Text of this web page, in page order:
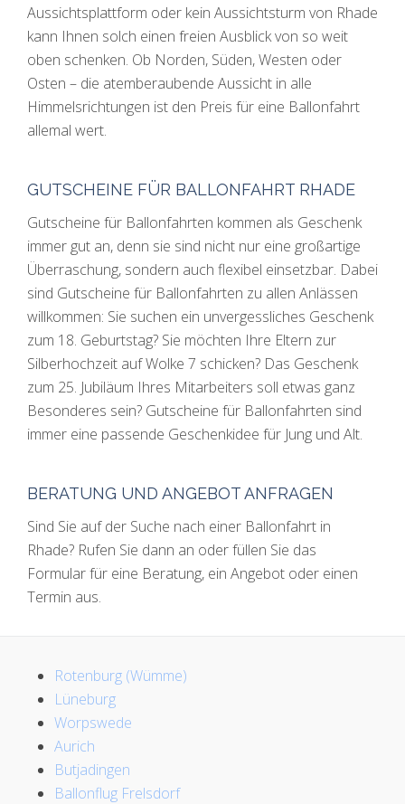
Aussichtsplattform oder kein Aussichtsturm von Rhade
kann Ihnen solch einen freien Ausblick von so weit
oben schenken. Ob Norden, Süden, Westen oder
Osten – die atemberaubende Aussicht in alle
Himmelsrichtungen ist den Preis für eine Ballonfahrt
allemal wert.
GUTSCHEINE FÜR BALLONFAHRT RHADE
Gutscheine für Ballonfahrten kommen als Geschenk
immer gut an, denn sie sind nicht nur eine großartige
Überraschung, sondern auch flexibel einsetzbar. Dabei
sind Gutscheine für Ballonfahrten zu allen Anlässen
willkommen: Sie suchen ein unvergessliches Geschenk
zum 18. Geburtstag? Sie möchten Ihre Eltern zur
Silberhochzeit auf Wolke 7 schicken? Das Geschenk
zum 25. Jubiläum Ihres Mitarbeiters soll etwas ganz
Besonderes sein? Gutscheine für Ballonfahrten sind
immer eine passende Geschenkidee für Jung und Alt.
BERATUNG UND ANGEBOT ANFRAGEN
Sind Sie auf der Suche nach einer Ballonfahrt in
Rhade? Rufen Sie dann an oder füllen Sie das
Formular für eine Beratung, ein Angebot oder einen
Termin aus.
Rotenburg (Wümme)
Lüneburg
Worpswede
Aurich
Butjadingen
Ballonflug Frelsdorf